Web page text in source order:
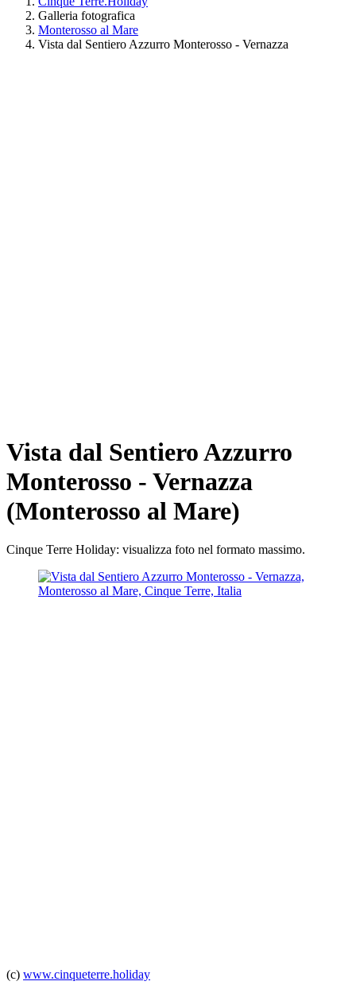
Galleria fotografica
Monterosso al Mare
Vista dal Sentiero Azzurro Monterosso - Vernazza
Vista dal Sentiero Azzurro
Monterosso - Vernazza
(Monterosso al Mare)
Cinque Terre Holiday: visualizza foto nel formato massimo.
(c) www.cinqueterre.holiday